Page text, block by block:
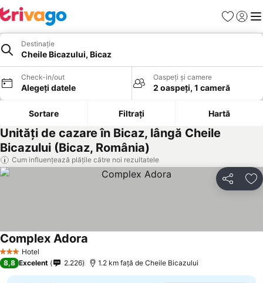
Favorite
Destinație
Cheile Bicazului, Bicaz
Check-in/out
Alegeți datele
Oaspeți și camere
2 oaspeți, 1 cameră
Sortare Filtrați Hartă
Unități de cazare în Bicaz, lângă Cheile
Bicazului (Bicaz, România)
Cum influențează plățile către noi rezultatele
Distribuiți
3 SteleHotel
Complex Adora
8,8 Excelent 2.226 1.2 km faţă de Cheile Bicazului